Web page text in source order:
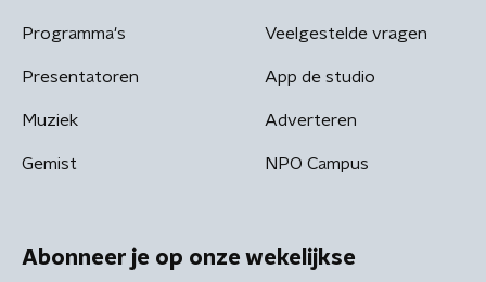
Programma's
Presentatoren
Muziek
Gemist
Veelgestelde vragen
App de studio
Adverteren
NPO Campus
Abonneer je op onze wekelijkse